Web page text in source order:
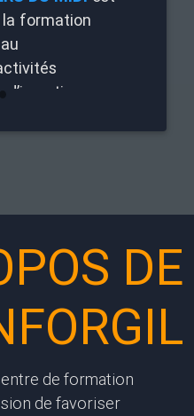
adaptés aux besoins
formations.
DE
de formation
de favoriser